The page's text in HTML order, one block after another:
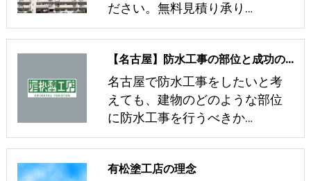
ださい。無料見積り承り…
【名古屋】防水工事の部位と成功の秘訣を塗装会社が解説！
名古屋で防水工事をしたいと考
えても、建物のどのような部位
に防水工事を行うべきか…
有松塗工店の理念